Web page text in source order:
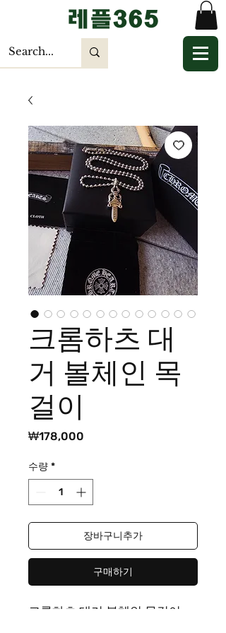
​레플365
크롬하츠 대
거 볼체인 목
걸이
₩178,000
수량 *
장바구니추가
구매하기
크롬하츠 대거 볼체인 목걸이